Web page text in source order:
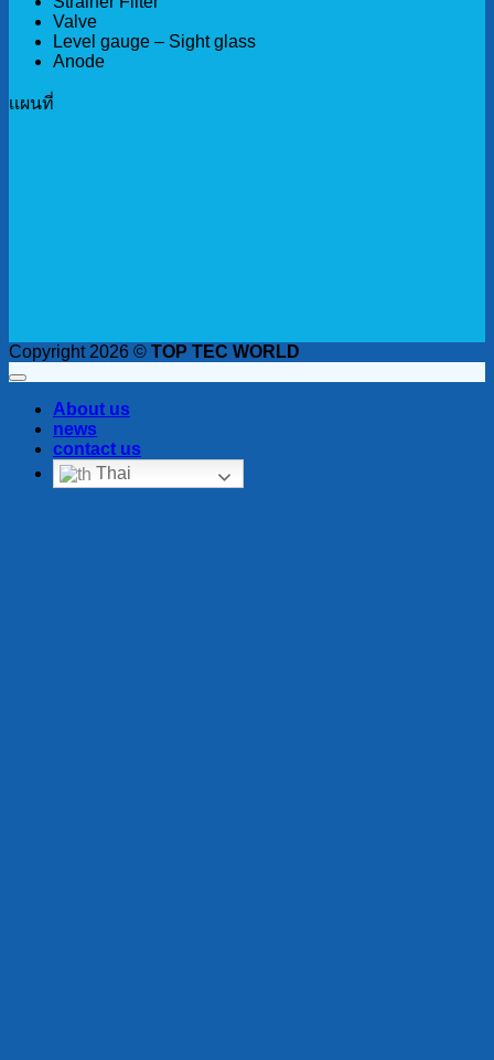
Valve
Level gauge – Sight glass
Anode
เเผนที่
Copyright 2026 © TOP TEC WORLD
About us
news
contact us
Thai